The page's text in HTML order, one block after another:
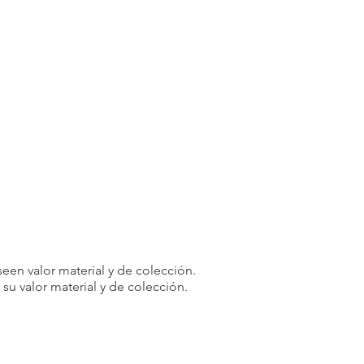
valor material y de colección.
valor material y de colección.